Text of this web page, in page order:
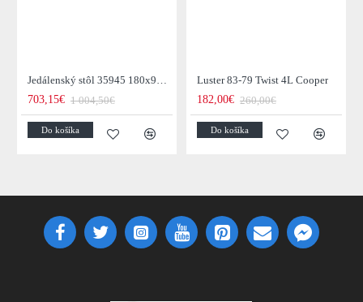
Jedálenský stôl 35945 180x90cm Masív drevo Acacia
703,15€ 1 004,50€
Do košíka
Luster 83-79 Twist 4L Cooper
182,00€ 260,00€
Do košíka